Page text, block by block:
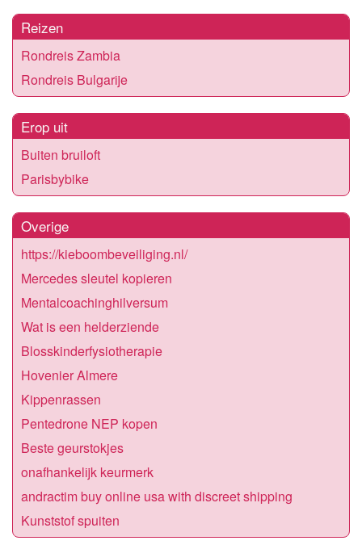
Reizen
Rondreis Zambia
Rondreis Bulgarije
Erop uit
Buiten bruiloft
Parisbybike
Overige
https://kieboombeveiliging.nl/
Mercedes sleutel kopieren
Mentalcoachinghilversum
Wat is een helderziende
Blosskinderfysiotherapie
Hovenier Almere
Kippenrassen
Pentedrone NEP kopen
Beste geurstokjes
onafhankelijk keurmerk
andractim buy online usa with discreet shipping
Kunststof spuiten